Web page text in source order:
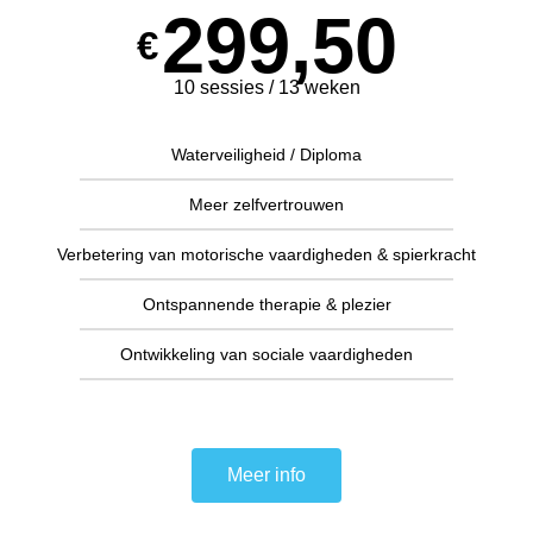
€299,50
10 sessies / 13 weken
Waterveiligheid / Diploma
Meer zelfvertrouwen
Verbetering van motorische vaardigheden & spierkracht
Ontspannende therapie & plezier
Ontwikkeling van sociale vaardigheden
Meer info